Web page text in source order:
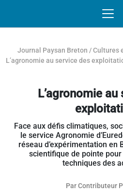
Journal Paysan Breton /Cultures
L’agronomie au service des
L’agronomie
Face aux défis climatiques,
le service Agronomie
réseau d’expérimentation en
scientifique de pointe
techniques des
ParContributeur